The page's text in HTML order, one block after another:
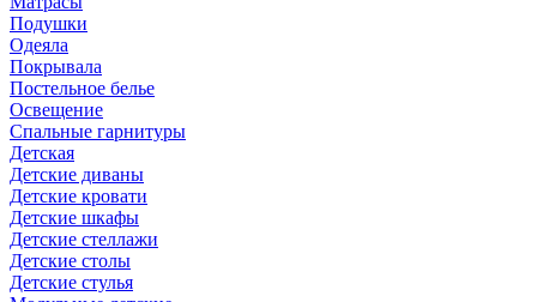
Подушки
Одеяла
Покрывала
Постельное белье
Освещение
Спальные гарнитуры
Детская
Детские диваны
Детские кровати
Детские шкафы
Детские стеллажи
Детские столы
Детские стулья